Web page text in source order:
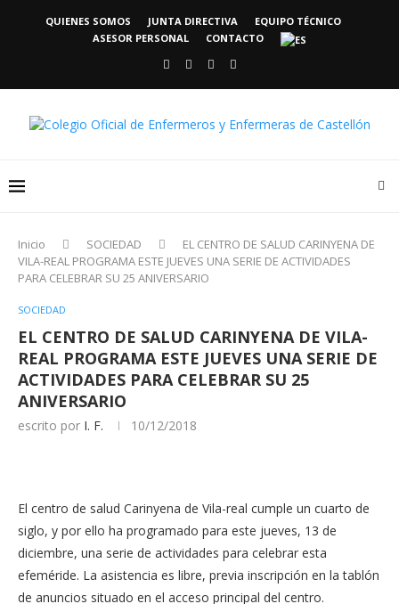
QUIENES SOMOS JUNTA DIRECTIVA
EQUIPO TÉCNICO
ASESOR PERSONAL
CONTACTO
Inicio SOCIEDAD
EL CENTRO DE SALUD CARINYENA DE
VILA-REAL PROGRAMA ESTE JUEVES UNA SERIE DE ACTIVIDADES
PARA CELEBRAR SU 25 ANIVERSARIO
SOCIEDAD
EL CENTRO DE SALUD CARINYENA DE VILA-
REAL PROGRAMA ESTE JUEVES UNA SERIE DE
ACTIVIDADES PARA CELEBRAR SU 25
ANIVERSARIO
escrito por I. F. 10/12/2018
El centro de salud Carinyena de Vila-real cumple un cuarto de
siglo, y por ello ha programado para este jueves, 13 de
diciembre, una serie de actividades para celebrar esta
efeméride. La asistencia es libre, previa inscripción en la tablón
de anuncios situado en el acceso principal del centro.